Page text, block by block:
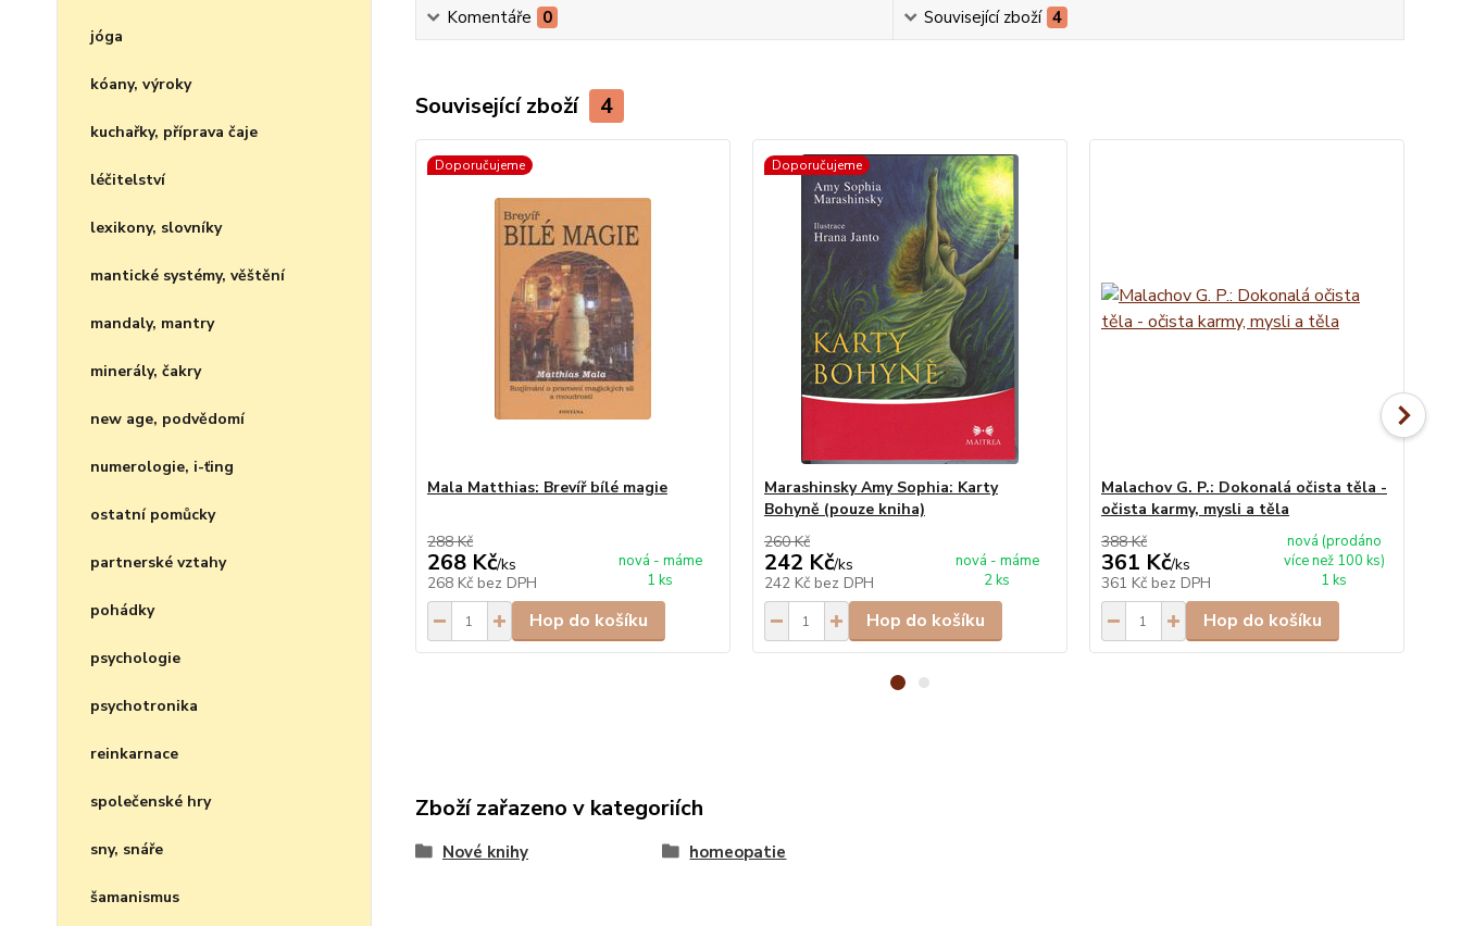
jóga
kóany, výroky
kuchařky, příprava čaje
léčitelství
lexikony, slovníky
mantické systémy, věštění
mandaly, mantry
minerály, čakry
new age, podvědomí
numerologie, i-ťing
ostatní pomůcky
partnerské vztahy
pohádky
psychologie
psychotronika
reinkarnace
společenské hry
sny, snáře
šamanismus
Komentáře 0 Související zboží 4
Související zboží 4
Doporučujeme
Mala Matthias: Brevíř bílé magie
288 Kč
268 Kč/ks
268 Kč bez DPH
nová - máme
1 ks
Hop do košíku
Doporučujeme
Marashinsky Amy Sophia: Karty
Bohyně (pouze kniha)
260 Kč
242 Kč/ks
242 Kč bez DPH
nová - máme
2 ks
Hop do košíku
Malachov G. P.: Dokonalá očista těla -
očista karmy, mysli a těla
388 Kč
361 Kč/ks
361 Kč bez DPH
nová (prodáno
více než 100 ks)
1 ks
Hop do košíku
Zboží zařazeno v kategoriích
Nové knihy homeopatie